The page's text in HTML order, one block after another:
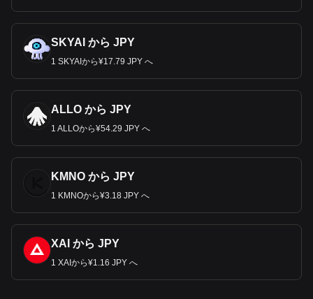
SKYAI から JPY
1 SKYAIから¥17.79 JPY へ
ALLO から JPY
1 ALLOから¥54.29 JPY へ
KMNO から JPY
1 KMNOから¥3.18 JPY へ
XAI から JPY
1 XAIから¥1.16 JPY へ